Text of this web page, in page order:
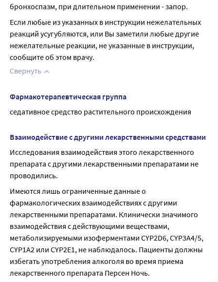
бронхоспазм, при длительном применении - запор.
Если любые из указанных в инструкции нежелательных
реакций усугубляются, или Вы заметили любые другие
нежелательные реакции, не указанные в инструкции,
сообщите об этом врачу.
Свернуть
Фармакотерапевтическая группа
седативное средство растительного происхождения
Взаимодействие с другими лекарственными средствами
Исследования взаимодействия этого лекарственного
препарата с другими лекарственными препаратами не
проводились.
Имеются лишь ограниченные данные о
фармакологических взаимодействиях с другими
лекарственными препаратами. Клинически значимого
взаимодействия с действующими веществами,
метаболизируемыми изоферментами CYP2D6, CYP3A4/5,
CYP1A2 или CYP2E1, не наблюдалось. Пациенты должны
избегать употребления алкоголя во время приема
лекарственного препарата Персен Ночь.